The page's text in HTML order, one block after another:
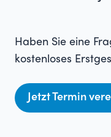
Haben Sie eine
kostenloses
Jetzt Termin